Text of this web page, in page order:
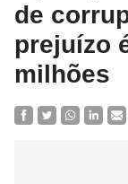
de
prejuízo
milhões